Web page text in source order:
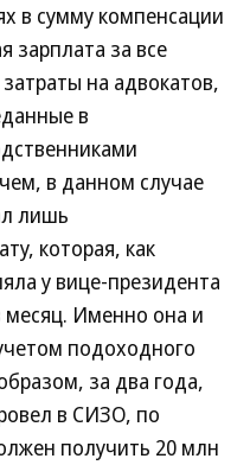
в сумму компенсации
зарплата за все
на адвокатов,
в
в данном случае
лишь
которая, как
у вице-президента
месяц. Именно она и
подоходного
за два года,
в СИЗО, по
получить 20 млн